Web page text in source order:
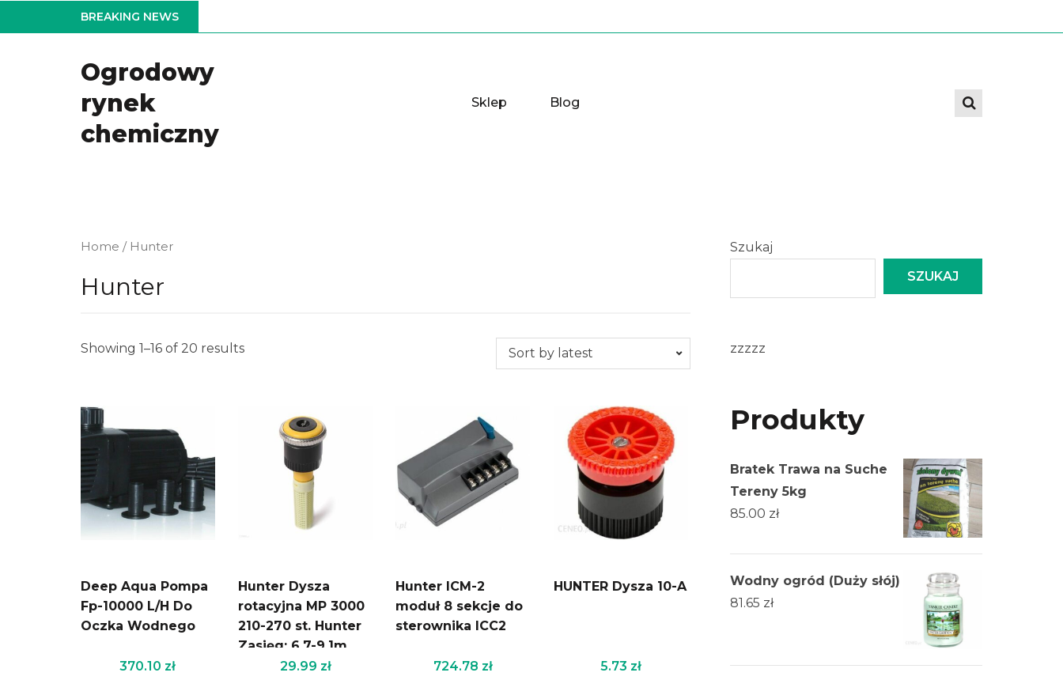
to
BREAKING NEWS
Ogrodowy
rynek
chemiczny
Sklep Blog
Home / Hunter
Hunter
Showing 1–16 of 20 results
Deep Aqua Pompa
Fp-10000 L/H Do
Oczka Wodnego
370.10 zł
Hunter Dysza
rotacyjna MP 3000
210-270 st. Hunter
Zasięg: 6,7-9,1m
29.99 zł
Hunter ICM-2
moduł 8 sekcje do
sterownika ICC2
724.78 zł
HUNTER Dysza 10-A
5.73 zł
Szukaj
SZUKAJ
zzzzz
Produkty
Bratek Trawa na Suche
Tereny 5kg
85.00 zł
Wodny ogród (Duży słój)
81.65 zł